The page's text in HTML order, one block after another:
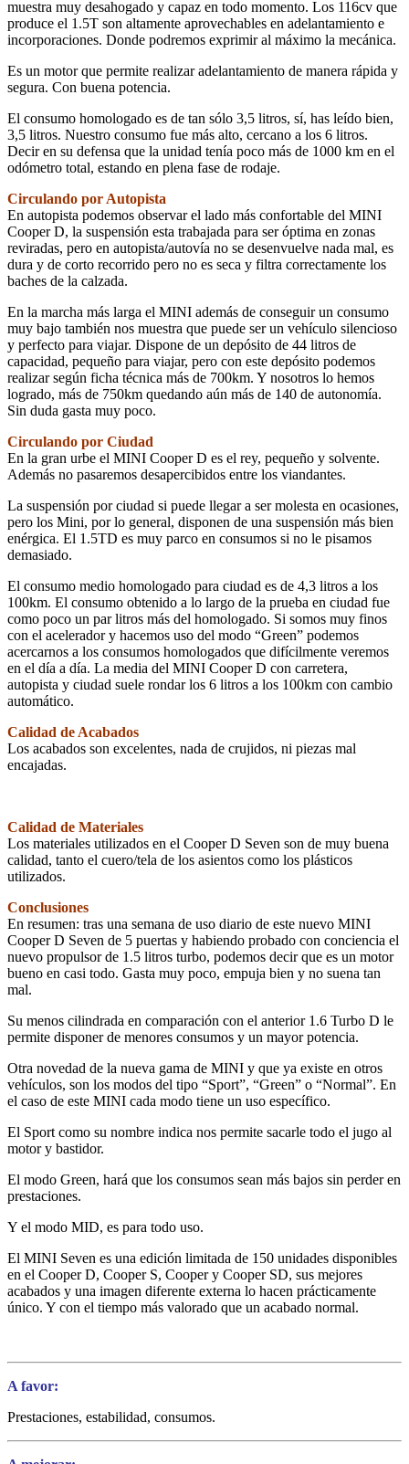
muestra muy desahogado y capaz en todo momento. Los 116cv que
produce el 1.5T son altamente aprovechables en adelantamiento e
incorporaciones. Donde podremos exprimir al máximo la mecánica.
Es un motor que permite realizar adelantamiento de manera rápida y
segura. Con buena potencia.
El consumo homologado es de tan sólo 3,5 litros, sí, has leído bien,
3,5 litros. Nuestro consumo fue más alto, cercano a los 6 litros.
Decir en su defensa que la unidad tenía poco más de 1000 km en el
odómetro total, estando en plena fase de rodaje.
Circulando por Autopista
En autopista podemos observar el lado más confortable del MINI
Cooper D, la suspensión esta trabajada para ser óptima en zonas
reviradas, pero en autopista/autovía no se desenvuelve nada mal, es
dura y de corto recorrido pero no es seca y filtra correctamente los
baches de la calzada.
En la marcha más larga el MINI además de conseguir un consumo
muy bajo también nos muestra que puede ser un vehículo silencioso
y perfecto para viajar. Dispone de un depósito de 44 litros de
capacidad, pequeño para viajar, pero con este depósito podemos
realizar según ficha técnica más de 700km. Y nosotros lo hemos
logrado, más de 750km quedando aún más de 140 de autonomía.
Sin duda gasta muy poco.
Circulando por Ciudad
En la gran urbe el MINI Cooper D es el rey, pequeño y solvente.
Además no pasaremos desapercibidos entre los viandantes.
La suspensión por ciudad si puede llegar a ser molesta en ocasiones,
pero los Mini, por lo general, disponen de una suspensión más bien
enérgica. El 1.5TD es muy parco en consumos si no le pisamos
demasiado.
El consumo medio homologado para ciudad es de 4,3 litros a los
100km. El consumo obtenido a lo largo de la prueba en ciudad fue
como poco un par litros más del homologado. Si somos muy finos
con el acelerador y hacemos uso del modo “Green” podemos
acercarnos a los consumos homologados que difícilmente veremos
en el día a día. La media del MINI Cooper D con carretera,
autopista y ciudad suele rondar los 6 litros a los 100km con cambio
automático.
Calidad de Acabados
Los acabados son excelentes, nada de crujidos, ni piezas mal
encajadas.
Calidad de Materiales
Los materiales utilizados en el Cooper D Seven son de muy buena
calidad, tanto el cuero/tela de los asientos como los plásticos
utilizados.
Conclusiones
En resumen: tras una semana de uso diario de este nuevo MINI
Cooper D Seven de 5 puertas y habiendo probado con conciencia el
nuevo propulsor de 1.5 litros turbo, podemos decir que es un motor
bueno en casi todo. Gasta muy poco, empuja bien y no suena tan
mal.
Su menos cilindrada en comparación con el anterior 1.6 Turbo D le
permite disponer de menores consumos y un mayor potencia.
Otra novedad de la nueva gama de MINI y que ya existe en otros
vehículos, son los modos del tipo “Sport”, “Green” o “Normal”. En
el caso de este MINI cada modo tiene un uso específico.
El Sport como su nombre indica nos permite sacarle todo el jugo al
motor y bastidor.
El modo Green, hará que los consumos sean más bajos sin perder en
prestaciones.
Y el modo MID, es para todo uso.
El MINI Seven es una edición limitada de 150 unidades disponibles
en el Cooper D, Cooper S, Cooper y Cooper SD, sus mejores
acabados y una imagen diferente externa lo hacen prácticamente
único. Y con el tiempo más valorado que un acabado normal.
A favor:
Prestaciones, estabilidad, consumos.